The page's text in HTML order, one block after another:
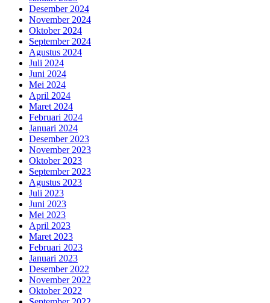
Desember 2024
November 2024
Oktober 2024
September 2024
Agustus 2024
Juli 2024
Juni 2024
Mei 2024
April 2024
Maret 2024
Februari 2024
Januari 2024
Desember 2023
November 2023
Oktober 2023
September 2023
Agustus 2023
Juli 2023
Juni 2023
Mei 2023
April 2023
Maret 2023
Februari 2023
Januari 2023
Desember 2022
November 2022
Oktober 2022